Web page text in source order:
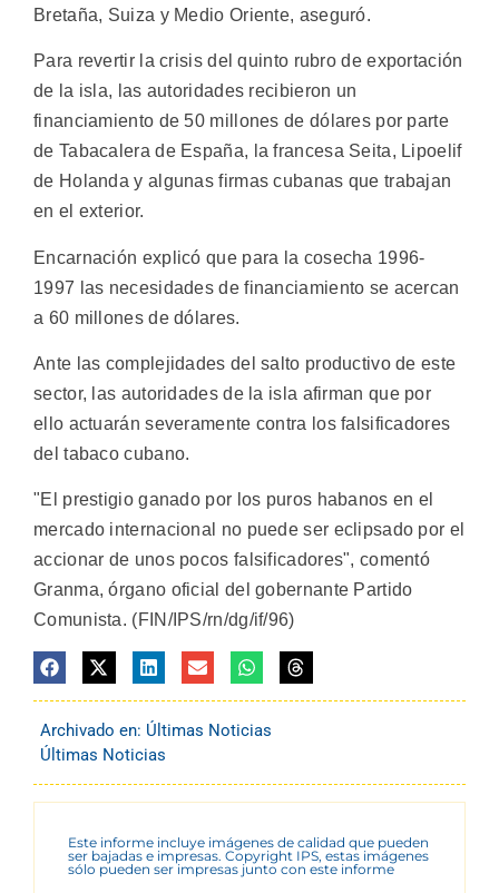
Bretaña, Suiza y Medio Oriente, aseguró.
Para revertir la crisis del quinto rubro de exportación
de la isla, las autoridades recibieron un
financiamiento de 50 millones de dólares por parte
de Tabacalera de España, la francesa Seita, Lipoelif
de Holanda y algunas firmas cubanas que trabajan
en el exterior.
Encarnación explicó que para la cosecha 1996-
1997 las necesidades de financiamiento se acercan
a 60 millones de dólares.
Ante las complejidades del salto productivo de este
sector, las autoridades de la isla afirman que por
ello actuarán severamente contra los falsificadores
del tabaco cubano.
"El prestigio ganado por los puros habanos en el
mercado internacional no puede ser eclipsado por el
accionar de unos pocos falsificadores", comentó
Granma, órgano oficial del gobernante Partido
Comunista. (FIN/IPS/rn/dg/if/96)
Archivado en: Últimas Noticias
Últimas Noticias
Este informe incluye imágenes de calidad que pueden
ser bajadas e impresas. Copyright IPS, estas imágenes
sólo pueden ser impresas junto con este informe